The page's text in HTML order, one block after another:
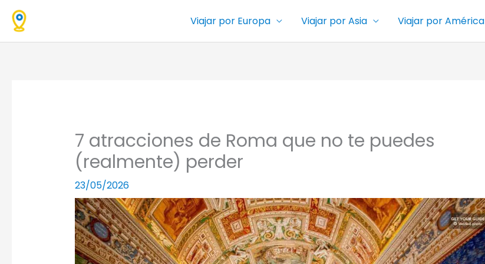
Viajar por Europa Viajar por Asia Viajar por América
7 atracciones de Roma que no te puedes
(realmente) perder
23/05/2026